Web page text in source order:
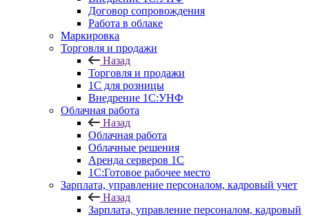
Договор сопровождения
Работа в облаке
Маркировка
Торговля и продажи
Назад
Торговля и продажи
1С для розницы
Внедрение 1С:УНФ
Облачная работа
Назад
Облачная работа
Облачные решения
Аренда серверов 1С
1C:Готовое рабочее место
Зарплата, управление персоналом, кадровый учет
Назад
Зарплата, управление персоналом, кадровый